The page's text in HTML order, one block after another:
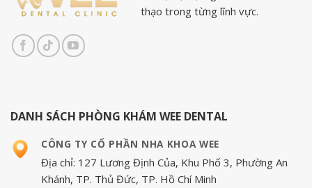
thạo trong từng lĩnh vực.
DANH SÁCH PHÒNG KHÁM WEE DENTAL
CÔNG TY CỔ PHẦN NHA KHOA WEE
Địa chỉ: 127 Lương Định Của, Khu Phố 3, Phường An
Khánh, TP. Thủ Đức, TP. Hồ Chí Minh